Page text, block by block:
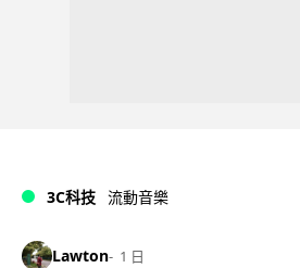
3C科技 流動音樂
Lawton 1 日